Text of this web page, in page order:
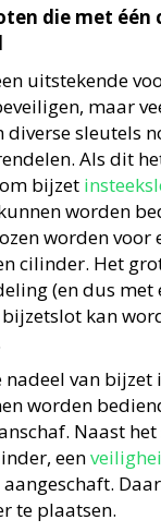
die met één
uitstekende
maar
sleutels
Als dit
bijzet
worden
worden voor
cilinder. Het
(en dus met
kan
van bijzet
worden
Naast
een
te plaatsen.